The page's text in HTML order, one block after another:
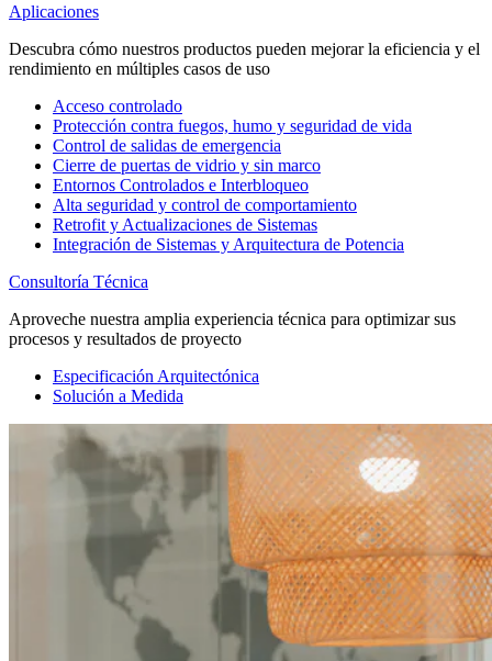
Aplicaciones
Descubra cómo nuestros productos pueden mejorar la eficiencia y el
rendimiento en múltiples casos de uso
Acceso controlado
Protección contra fuegos, humo y seguridad de vida
Control de salidas de emergencia
Cierre de puertas de vidrio y sin marco
Entornos Controlados e Interbloqueo
Alta seguridad y control de comportamiento
Retrofit y Actualizaciones de Sistemas
Integración de Sistemas y Arquitectura de Potencia
Consultoría Técnica
Aproveche nuestra amplia experiencia técnica para optimizar sus
procesos y resultados de proyecto
Especificación Arquitectónica
Solución a Medida